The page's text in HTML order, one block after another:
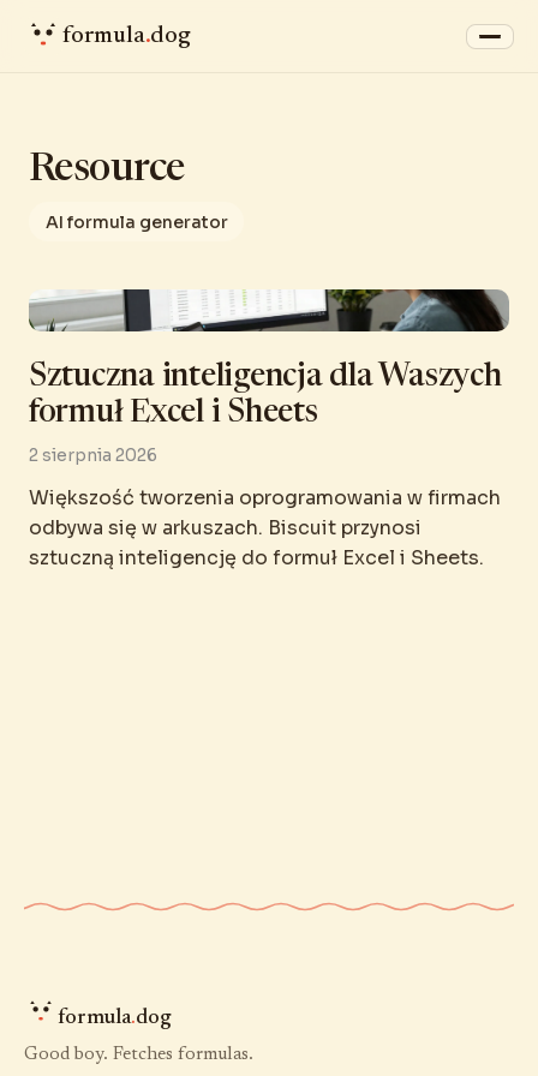
Resource
AI formula generator
Sztuczna inteligencja dla Waszych
formuł Excel i Sheets
2 sierpnia 2026
Większość tworzenia oprogramowania w firmach
odbywa się w arkuszach. Biscuit przynosi
sztuczną inteligencję do formuł Excel i Sheets.
formula.dog
formula.dog
Good boy. Fetches formulas.